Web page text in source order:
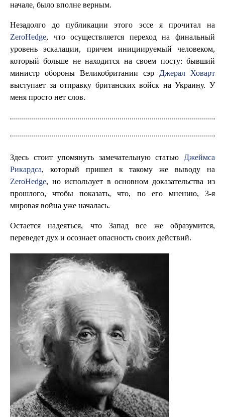
начале, было вполне верным.
Незадолго до публикации этого эссе я прочитал на
ZeroHedge, что осуществляется переход на финальный
уровень эскалации, причем инициируемый человеком,
который больше не находится на своем посту: бывший
министр обороны Великобритании сэр Джерал Ховарт
выступает за отправку британских войск на Украину. У
меня просто нет слов.
Здесь стоит упомянуть замечательную статью Джеймса
Рикардса, который пришел к такому же выводу на
ZeroHedge, но использует в основном доказательства из
прошлого, чтобы показать, что, по его мнению, 3-я
мировая война уже началась.
Остается надеяться, что Запад все же образумится,
переведет дух и осознает опасность своих действий.